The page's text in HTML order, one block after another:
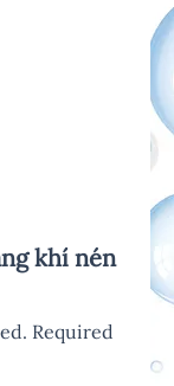
khí nén
Required